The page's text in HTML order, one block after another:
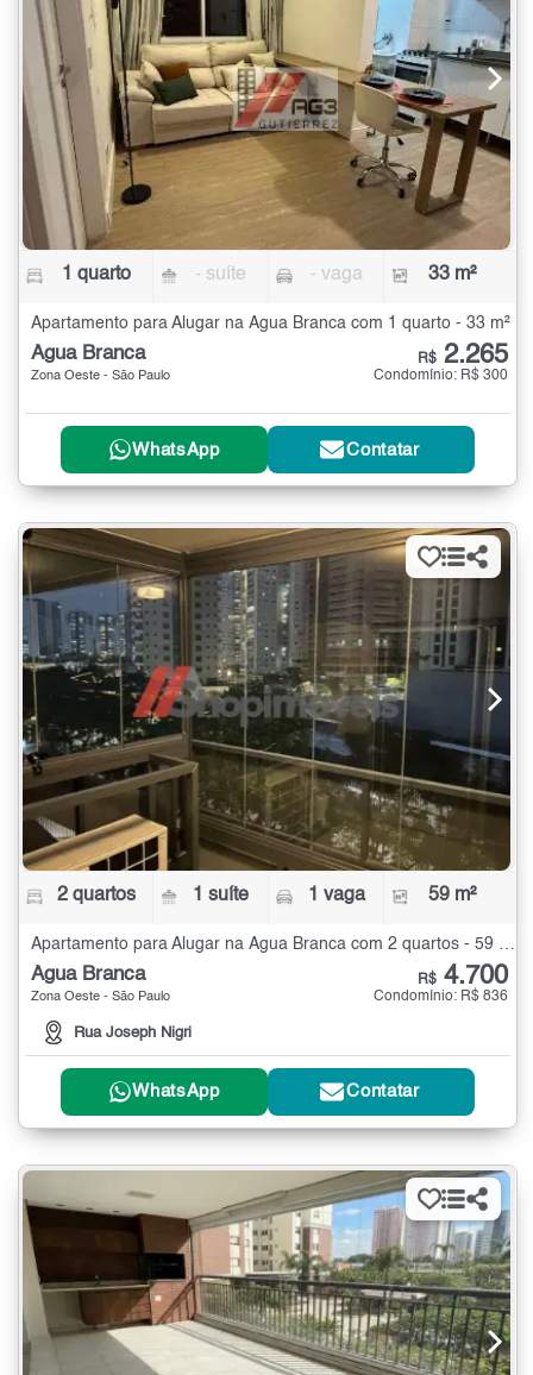
1 quarto - suíte - vaga 33 m²
Apartamento para Alugar na Água Branca com 1 quarto - 33 m²
Água Branca
Zona Oeste - São Paulo
R$ 2.265
Condomínio: R$ 300
WhatsApp Contatar
2 quartos 1 suíte 1 vaga 59 m²
Apartamento para Alugar na Água Branca com 2 quartos - 59 m²
Água Branca
Zona Oeste - São Paulo
Rua Joseph Nigri
R$ 4.700
Condomínio: R$ 836
WhatsApp Contatar